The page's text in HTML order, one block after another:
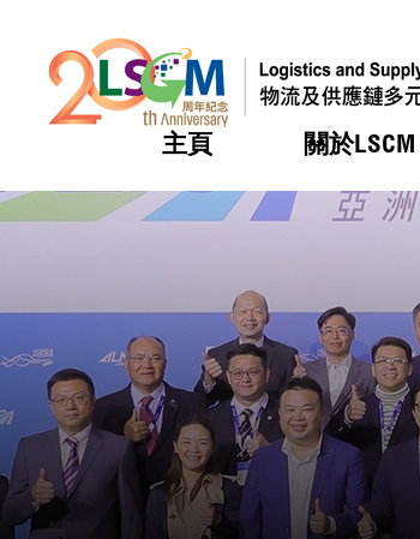
主頁 關於LSCM
熱門
熱門
熱門
熱門
熱門